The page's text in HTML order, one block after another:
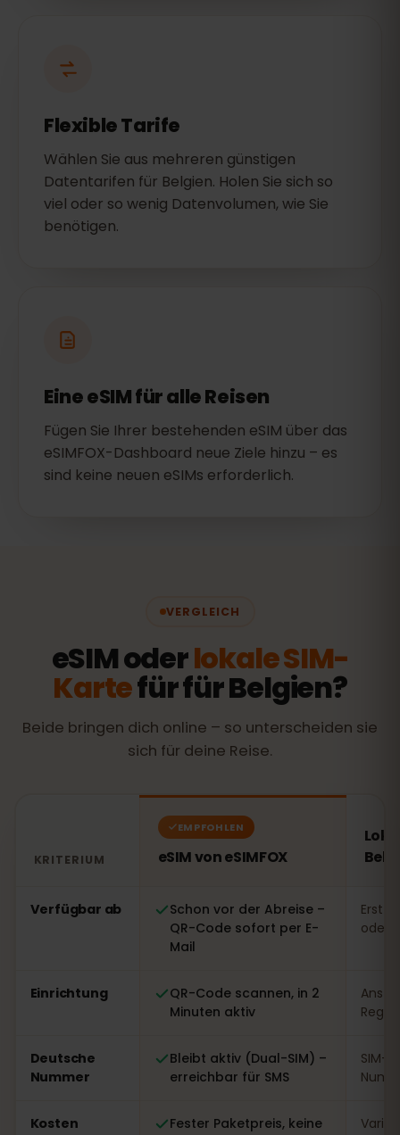
Flexible Tarife
Wählen Sie aus mehreren günstigen
Datentarifen für Belgien. Holen Sie sich so
viel oder so wenig Datenvolumen, wie Sie
benötigen.
Eine eSIM für alle Reisen
Fügen Sie Ihrer bestehenden eSIM über das
eSIMFOX-Dashboard neue Ziele hinzu – es
sind keine neuen eSIMs erforderlich.
VERGLEICH
eSIM oderlokale SIM-
Kartefür für Belgien?
Beide bringen dich online – so unterscheiden sie
sich für deine Reise.
KRITERIUM
EMPFOHLEN
eSIM von eSIMFOX
Verfügbar ab
Schon vor der Abreise –
QR-Code sofort per E-
Mail
Erst
oder
Einrichtung
QR-Code scannen, in 2
Minuten aktiv
Deutsche
Nummer
Bleibt aktiv (Dual-SIM) –
erreichbar für SMS
SIM-
Kosten
Fester Paketpreis, keine